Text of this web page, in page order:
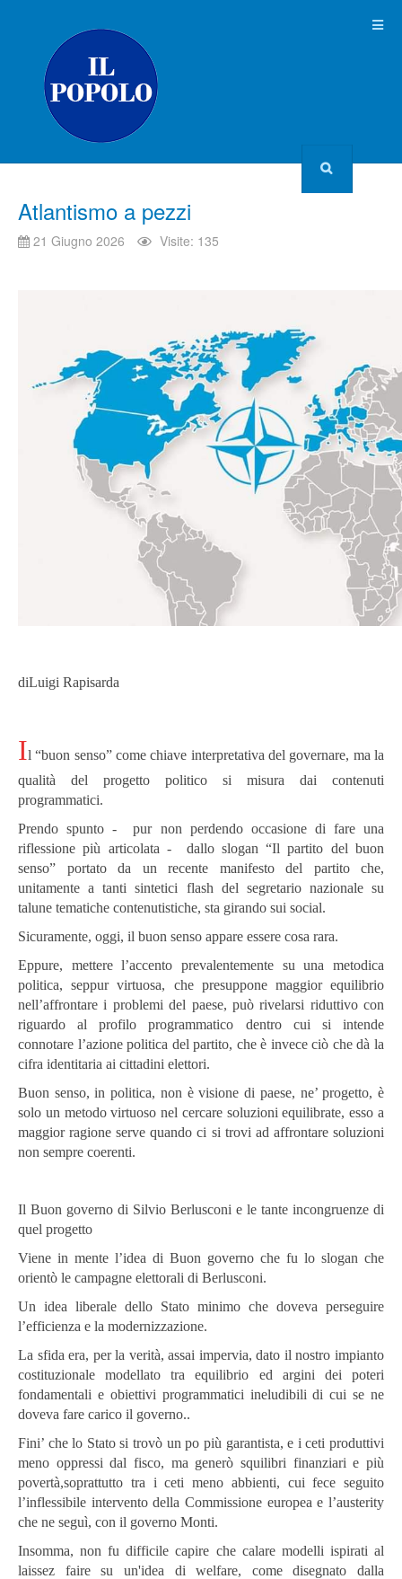
Atlantismo a pezzi
21 Giugno 2026 Visite: 135
diLuigi Rapisarda
Il “buon senso” come chiave interpretativa del governare, ma la
qualità del progetto politico si misura dai contenuti
programmatici.
Prendo spunto - pur non perdendo occasione di fare una
riflessione più articolata - dallo slogan “Il partito del buon
senso” portato da un recente manifesto del partito che,
unitamente a tanti sintetici flash del segretario nazionale su
talune tematiche contenutistiche, sta girando sui social.
Sicuramente, oggi, il buon senso appare essere cosa rara.
Eppure, mettere l’accento prevalentemente su una metodica
politica, seppur virtuosa, che presuppone maggior equilibrio
nell’affrontare i problemi del paese, può rivelarsi riduttivo con
riguardo al profilo programmatico dentro cui si intende
connotare l’azione politica del partito, che è invece ciò che dà la
cifra identitaria ai cittadini elettori.
Buon senso, in politica, non è visione di paese, ne’ progetto, è
solo un metodo virtuoso nel cercare soluzioni equilibrate, esso a
maggior ragione serve quando ci si trovi ad affrontare soluzioni
non sempre coerenti.
Il Buon governo di Silvio Berlusconi e le tante incongruenze di
quel progetto
Viene in mente l’idea di Buon governo che fu lo slogan che
orientò le campagne elettorali di Berlusconi.
Un idea liberale dello Stato minimo che doveva perseguire
l’efficienza e la modernizzazione.
La sfida era, per la verità, assai impervia, dato il nostro impianto
costituzionale modellato tra equilibrio ed argini dei poteri
fondamentali e obiettivi programmatici ineludibili di cui se ne
doveva fare carico il governo..
Fini’ che lo Stato si trovò un po più garantista, e i ceti produttivi
meno oppressi dal fisco, ma generò squilibri finanziari e più
povertà,soprattutto tra i ceti meno abbienti, cui fece seguito
l’inflessibile intervento della Commissione europea e l’austerity
che ne seguì, con il governo Monti.
Insomma, non fu difficile capire che calare modelli ispirati al
laissez faire su un'idea di welfare, come disegnato dalla